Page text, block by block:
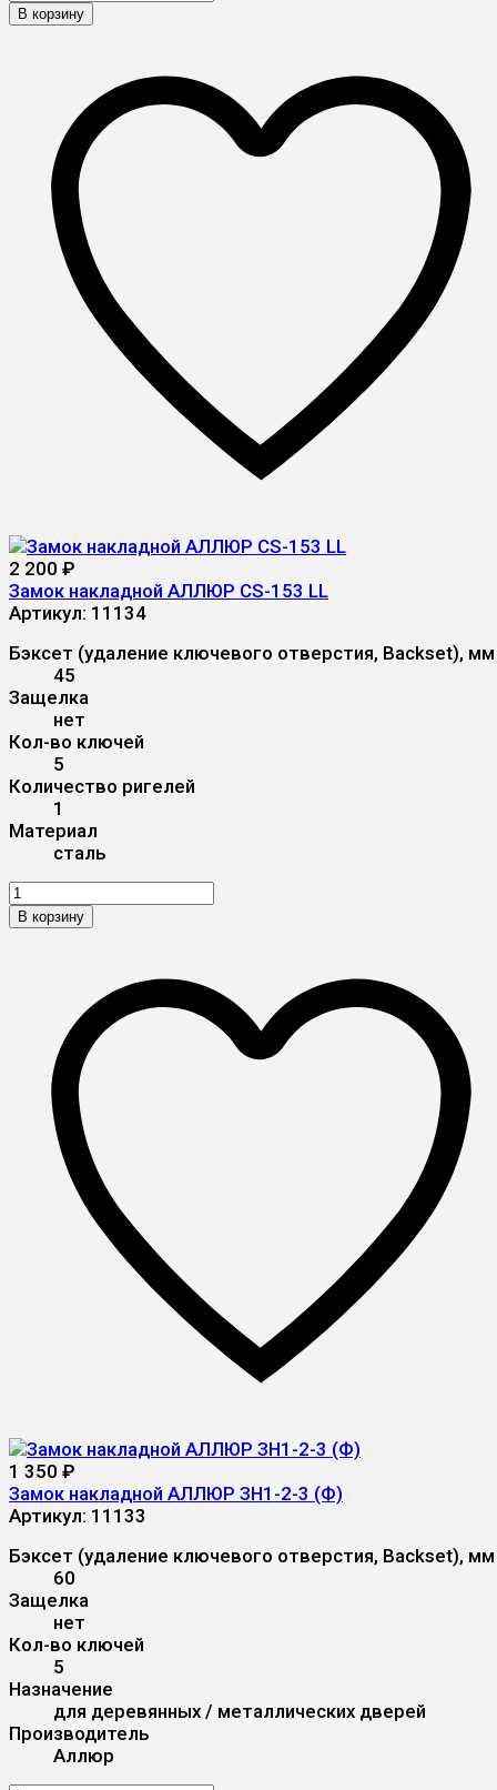
В корзину
2 200 ₽
Замок накладной АЛЛЮР CS-153 LL
Артикул: 11134
Бэксет (удаление ключевого отверстия, Backset), мм
45
Защелка
нет
Кол-во ключей
5
Количество ригелей
1
Материал
сталь
В корзину
1 350 ₽
Замок накладной АЛЛЮР ЗН1-2-3 (Ф)
Артикул: 11133
Бэксет (удаление ключевого отверстия, Backset), мм
60
Защелка
нет
Кол-во ключей
5
Назначение
для деревянных / металлических дверей
Производитель
Аллюр